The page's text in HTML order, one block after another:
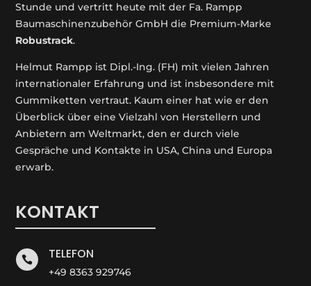
Stunde und vertritt heute mit der Fa. Rampp
Baumaschinenzubehör GmbH die Premium-Marke
Robustrack.
Helmut Rampp ist Dipl.-Ing. (FH) mit vielen Jahren
internationaler Erfahrung und ist insbesondere mit
Gummiketten vertraut. Kaum einer hat wie er den
Überblick über eine Vielzahl von Herstellern und
Anbietern am Weltmarkt, den er durch viele
Gespräche und Kontakte in USA, China und Europa
erwarb.
KONTAKT
 TELEFON
+49 8363 929746